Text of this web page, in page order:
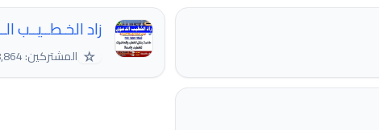
زاد الخـطــيــب
☆ المشتركين: 8,864